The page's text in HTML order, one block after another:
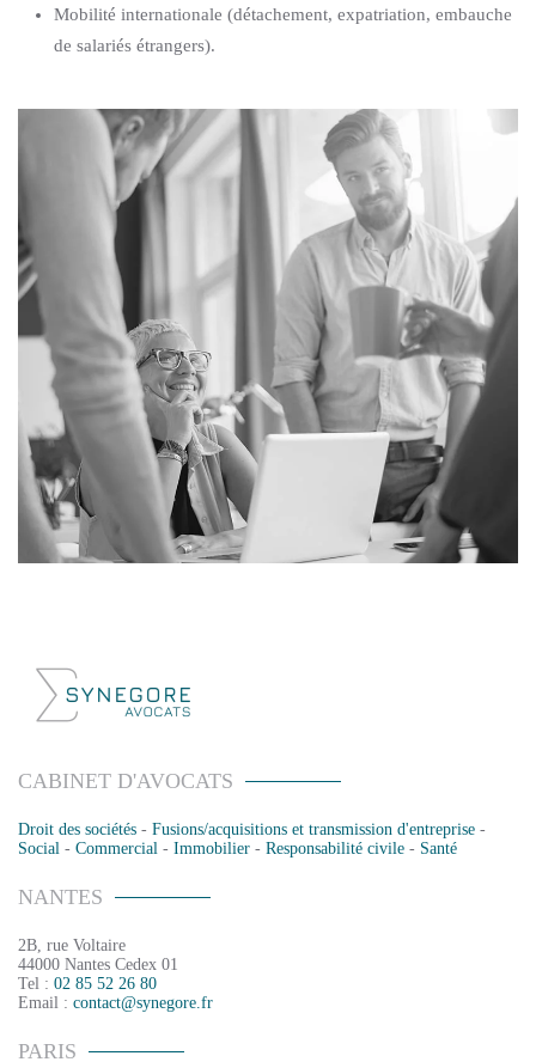
Mobilité internationale (détachement, expatriation, embauche
de salariés étrangers).
CABINET D'AVOCATS
Droit des sociétés - Fusions/acquisitions et transmission d'entreprise -
Social - Commercial - Immobilier - Responsabilité civile - Santé
NANTES
2B, rue Voltaire
44000 Nantes Cedex 01
Tel : 02 85 52 26 80
Email : contact@synegore.fr
PARIS